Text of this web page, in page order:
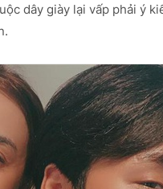
dây giày lại vấp phải ý